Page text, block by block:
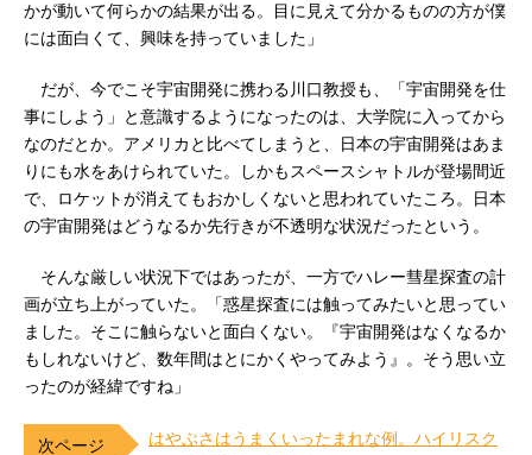
かが動いて何らかの結果が出る。目に見えて分かるものの方が僕
には面白くて、興味を持っていました」
だが、今でこそ宇宙開発に携わる川口教授も、「宇宙開発を仕
事にしよう」と意識するようになったのは、大学院に入ってから
なのだとか。アメリカと比べてしまうと、日本の宇宙開発はあま
りにも水をあけられていた。しかもスペースシャトルが登場間近
で、ロケットが消えてもおかしくないと思われていたころ。日本
の宇宙開発はどうなるか先行きが不透明な状況だったという。
そんな厳しい状況下ではあったが、一方でハレー彗星探査の計
画が立ち上がっていた。「惑星探査には触ってみたいと思ってい
ました。そこに触らないと面白くない。『宇宙開発はなくなるか
もしれないけど、数年間はとにかくやってみよう』。そう思い立
ったのが経緯ですね」
はやぶさはうまくいったまれな例。ハイリスク